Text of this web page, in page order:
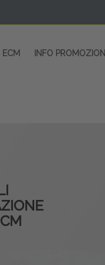
ECM INFO PROMOZIONI